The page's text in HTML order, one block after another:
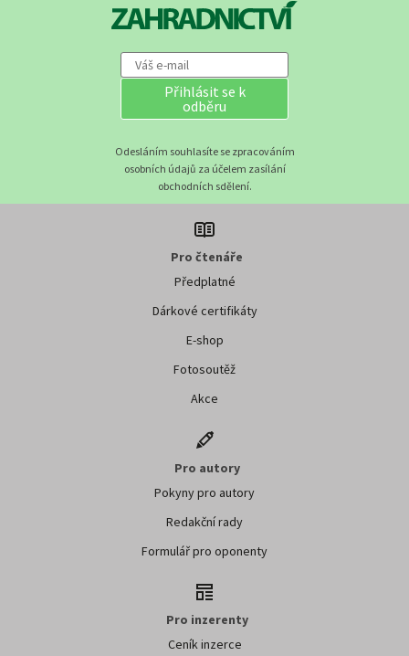
Přihlásit se k
odběru
Odesláním souhlasíte se zpracováním
osobních údajů za účelem zasílání
obchodních sdělení.
Pro čtenáře
Předplatné
Dárkové certifikáty
E-shop
Fotosoutěž
Akce
Pro autory
Pokyny pro autory
Redakční rady
Formulář pro oponenty
Pro inzerenty
Ceník inzerce